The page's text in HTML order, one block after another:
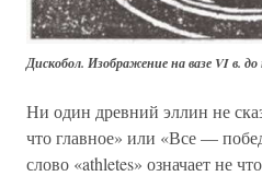
Дискобол. Изображение на вазе VI в. до
Ни один древний эллин не
что главное» или «Все —
слово «athletes» означает не